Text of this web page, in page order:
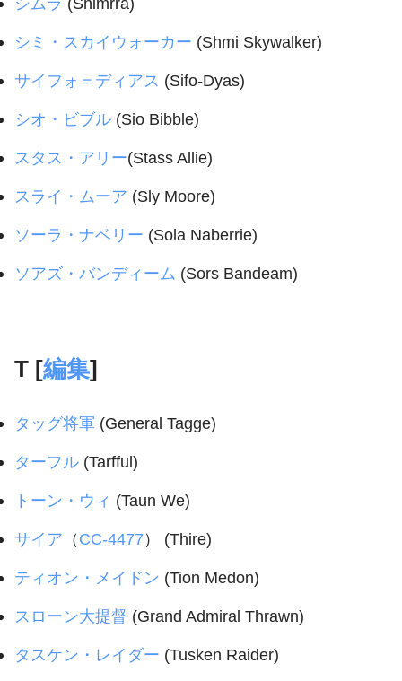
シミ・スカイウォーカー (Shmi Skywalker)
サイフォ＝ディアス (Sifo-Dyas)
シオ・ビブル (Sio Bibble)
スタス・アリー(Stass Allie)
スライ・ムーア (Sly Moore)
ソーラ・ナベリー (Sola Naberrie)
ソアズ・バンディーム (Sors Bandeam)
T [編集]
タッグ将軍 (General Tagge)
ターフル (Tarfful)
トーン・ウィ (Taun We)
サイア （CC-4477） (Thire)
ティオン・メイドン (Tion Medon)
スローン大提督 (Grand Admiral Thrawn)
タスケン・レイダー (Tusken Raider)